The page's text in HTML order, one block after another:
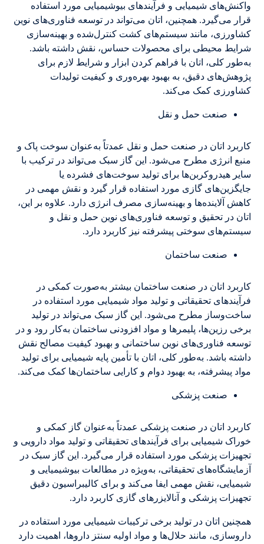
واکنش‌های شیمیایی و فرآیندهای بیوشیمیایی مورد استفاده
قرار می‌گیرد. همچنین، اتان می‌تواند در توسعه فناوری‌های نوین
کشاورزی، مانند سیستم‌های کشت کنترل‌شده و بهینه‌سازی
شرایط محیطی برای محصولات حساس، نقش داشته باشد.
به‌طور کلی، اتان با فراهم کردن ابزار و شرایط لازم برای
پژوهش‌های دقیق، به بهبود بهره‌وری و کیفیت تولیدات
کشاورزی کمک می‌کند.
صنعت حمل و نقل
کاربرد اتان در صنعت حمل و نقل عمدتاً به‌عنوان سوخت پاک و
منبع انرژی مطرح می‌شود. این گاز سبک می‌تواند در ترکیب با
سایر هیدروکربن‌ها برای تولید سوخت‌های فشرده یا
جایگزین‌های گازی مورد استفاده قرار گیرد و نقش مهمی در
کاهش آلاینده‌ها و بهینه‌سازی مصرف انرژی دارد. علاوه بر این،
اتان در تحقیق و توسعه فناوری‌های نوین حمل و نقل و
سیستم‌های سوختی پیشرفته نیز کاربرد دارد.
صنعت ساختمان
کاربرد اتان در صنعت ساختمان بیشتر به‌صورت کمکی در
فرآیندهای تحقیقاتی و تولید مواد شیمیایی مورد استفاده در
ساخت‌وساز مطرح می‌شود. این گاز سبک می‌تواند در تولید
برخی رزین‌ها، پلیمرها و مواد افزودنی ساختمان به‌کار رود و در
توسعه فناوری‌های نوین ساختمانی و بهبود کیفیت مصالح نقش
داشته باشد. به‌طور کلی، اتان با تأمین پایه شیمیایی برای تولید
مواد پیشرفته، به بهبود دوام و کارایی ساختمان‌ها کمک می‌کند.
صنعت پزشکی
کاربرد اتان در صنعت پزشکی عمدتاً به‌عنوان گاز کمکی و
خوراک شیمیایی برای فرآیندهای تحقیقاتی و تولید مواد دارویی و
تجهیزات پزشکی مورد استفاده قرار می‌گیرد. این گاز سبک در
آزمایشگاه‌های تحقیقاتی، به‌ویژه در مطالعات بیوشیمیایی و
شیمیایی، نقش مهمی ایفا می‌کند و برای کالیبراسیون دقیق
تجهیزات پزشکی و آنالایزرهای گازی کاربرد دارد.
همچنین اتان در تولید برخی ترکیبات شیمیایی مورد استفاده در
داروسازی، مانند حلال‌ها و مواد اولیه سنتز داروها، اهمیت دارد